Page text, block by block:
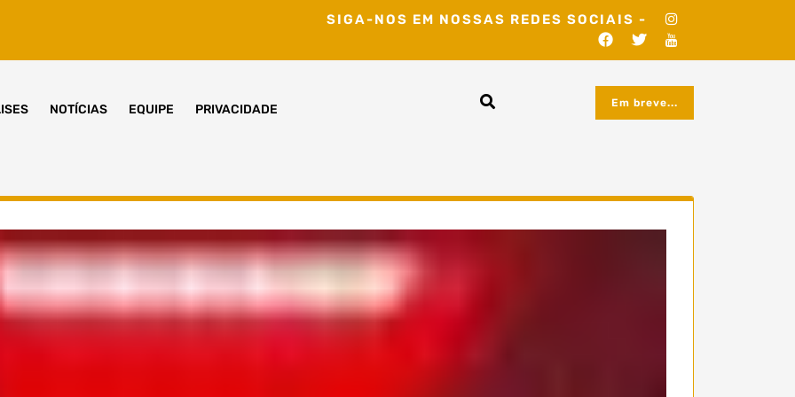
SIGA-NOS EM NOSSAS REDES SOCIAIS -
NOTÍCIAS EQUIPE PRIVACIDADE Em breve...